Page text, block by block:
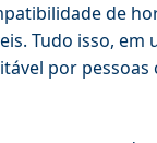
de
Tudo isso,
por